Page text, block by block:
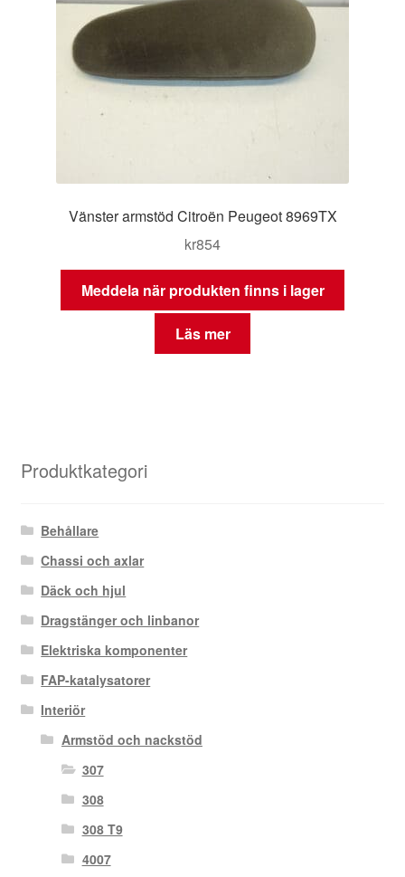
Vänster armstöd Citroën Peugeot 8969TX
kr854
Meddela när produkten finns i lager
Läs mer
Produktkategori
Behållare
Chassi och axlar
Däck och hjul
Dragstänger och linbanor
Elektriska komponenter
FAP-katalysatorer
Interiör
Armstöd och nackstöd
307
308
308 T9
4007